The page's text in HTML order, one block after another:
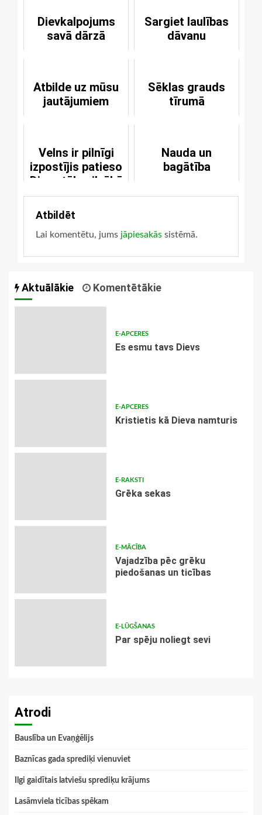
Dievkalpojums
savā dārzā
Sargiet laulības
dāvanu
Atbilde uz mūsu
jautājumiem
Sēklas grauds
tīrumā
Velns ir pilnīgi
izpostījis patieso
Dieva tēlu cilvēkā
Nauda un
bagātība
Atbildēt
Lai komentētu, jums jāpiesakās sistēmā.
Aktuālākie Komentētākie
E-APCERES
Es esmu tavs Dievs
E-APCERES
Kristietis kā Dieva namturis
E-RAKSTI
Grēka sekas
E-MĀCĪBA
Vajadzība pēc grēku
piedošanas un ticības
E-LŪGŠANAS
Par spēju noliegt sevi
Atrodi
Bauslība un Evaņģēlijs
Baznīcas gada sprediķi vienuviet
Ilgi gaidītais latviešu sprediķu krājums
Lasāmviela ticības spēkam